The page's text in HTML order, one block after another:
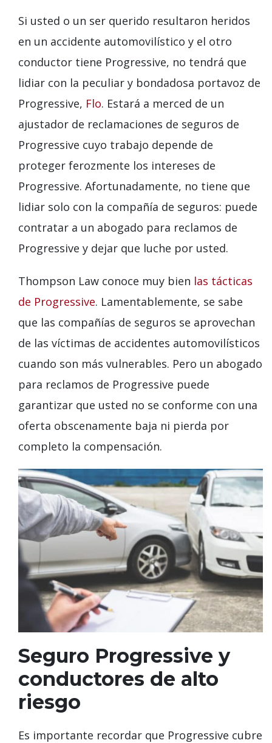
Si usted o un ser querido resultaron heridos
en un accidente automovilístico y el otro
conductor tiene Progressive, no tendrá que
lidiar con la peculiar y bondadosa portavoz de
Progressive, Flo. Estará a merced de un
ajustador de reclamaciones de seguros de
Progressive cuyo trabajo depende de
proteger ferozmente los intereses de
Progressive. Afortunadamente, no tiene que
lidiar solo con la compañía de seguros: puede
contratar a un abogado para reclamos de
Progressive y dejar que luche por usted.
Thompson Law conoce muy bien las tácticas
de Progressive. Lamentablemente, se sabe
que las compañías de seguros se aprovechan
de las víctimas de accidentes automovilísticos
cuando son más vulnerables. Pero un abogado
para reclamos de Progressive puede
garantizar que usted no se conforme con una
oferta obscenamente baja ni pierda por
completo la compensación.
Seguro Progressive y
conductores de alto
riesgo
Es importante recordar que Progressive cubre